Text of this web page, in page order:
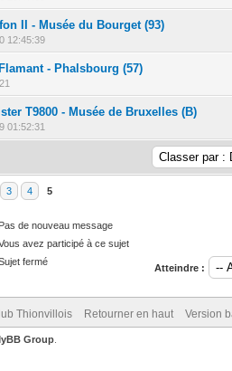
II - Musée du Bourget (93)
12:45:39
5 en moyenne
1 2 3 45
- Phalsbourg (57)
5 en moyenne
12345
T9800 - Musée de Bruxelles (B)
01:52:31
5 en moyenne
1 345
3 4 5
Pas de nouveau message
avez participé à ce sujet
fermé
Atteindre :
Thionvillois Retourner en haut Version
Group